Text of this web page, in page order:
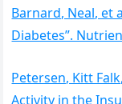
Barnard, Neal, et
Diabetes”.
Petersen, Kitt
Activity in the